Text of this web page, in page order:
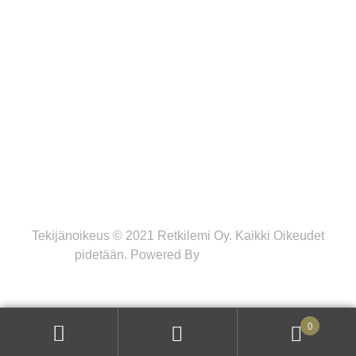
Tekijänoikeus © 2021 Retkilemi Oy. Kaikki Oikeudet
pidetään. Powered By
0